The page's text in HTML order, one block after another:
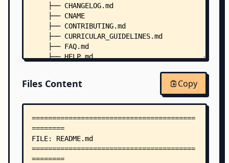
    ├── CHANGELOG.md
    ├── CNAME
    ├── CONTRIBUTING.md
    ├── CURRICULAR_GUIDELINES.md
    ├── FAQ.md
    ├── HELP.md
    │   ├── custom-head.html
    │   └── nav-items.html
    ├── _layouts/
    │   └── page.html
    ├── coursepages/
    │   ├── class-based/
    │   │   └── README.md
Files Content Copy